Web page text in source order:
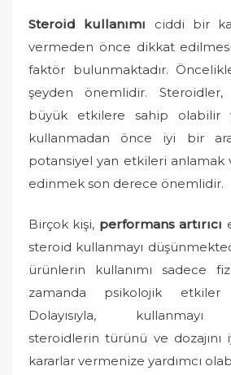
o
Steroid kullanımı ciddi bir
vermeden önce dikkat
faktör bulunmaktadır.
şeyden önemlidir.
büyük etkilere sahip olabilir
kullanmadan önce iyi bir
potansiyel yan etkileri anlamak
edinmek son derece önemlidir.
Birçok kişi, performans artırıcı
steroid kullanmayı
ürünlerin kullanımı sadece
zamanda psikolojik
Dolayısıyla, kullanmayı
steroidlerin türünü ve
kararlar vermenize yardımcı